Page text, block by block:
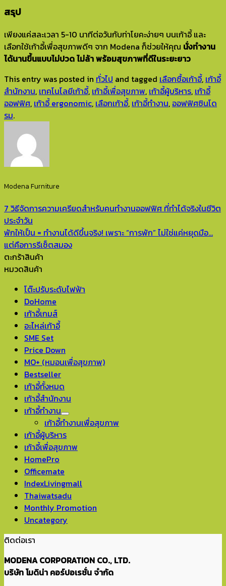
สรุป
เพียงแค่สละเวลา 5-10 นาทีต่อวันกับท่าโยคะง่ายๆ บนเก้าอี้ และ
เลือกใช้เก้าอี้เพื่อสุขภาพดีๆ จาก Modena ก็ช่วยให้คุณ นั่งทำงาน
ได้นานขึ้นแบบไม่ปวด ไม่ล้า พร้อมสุขภาพที่ดีในระยะยาว
This entry was posted in ทั่วไป and tagged เลือกซื้อเก้าอี้, เก้าอี้
สำนักงาน, เทคโนโลยีเก้าอี้, เก้าอี้เพื่อสุขภาพ, เก้าอี้ผู้บริหาร, เก้าอี้
ออฟฟิศ, เก้าอี้ ergonomic, เลือกเก้าอี้, เก้าอี้ทำงาน, ออฟฟิศซินโด
รม.
Modena Furniture
7 วิธีจัดการความเครียดสำหรับคนทำงานออฟฟิศ ที่ทำได้จริงในชีวิต
ประจำวัน
พักให้เป็น = ทำงานได้ดีขึ้นจริง! เพราะ “การพัก” ไม่ใช่แค่หยุดมือ…
แต่คือการรีเซ็ตสมอง
ตะกร้าสินค้า
หมวดสินค้า
โต๊ะปรับระดับไฟฟ้า
DoHome
เก้าอี้เกมส์
อะไหล่เก้าอี้
SME Set
Price Down
MO+ (หมอนเพื่อสุขภาพ)
Bestseller
เก้าอี้ทั้งหมด
เก้าอี้สำนักงาน
เก้าอี้ทำงาน
เก้าอี้ทำงานเพื่อสุขภาพ
เก้าอี้ผู้บริหาร
เก้าอี้เพื่อสุขภาพ
HomePro
Officemate
IndexLivingmall
Thaiwatsadu
Monthly Promotion
Uncategory
ติดต่อเรา
MODENA CORPORATION CO., LTD.
บริษัท โมดิน่า คอร์ปอเรชั่น จำกัด